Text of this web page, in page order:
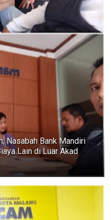
Nasabah Bank Mandiri
Lain di Luar Akad